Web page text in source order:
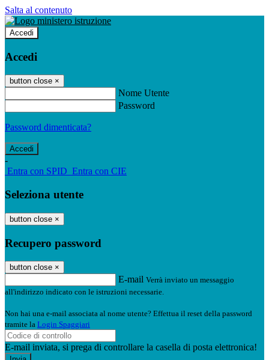
Salta al contenuto
Accedi
Accedi
button close ×
Nome Utente
Password
Password dimenticata?
-
Entra con SPID Entra con CIE
Seleziona utente
button close ×
Recupero password
button close ×
E-mail Verrà inviato un messaggio
all'indirizzo indicato con le istruzioni necessarie.
Non hai una e-mail associata al nome utente? Effettua il reset della password
tramite la Login Spaggiari
E-mail inviata, si prega di controllare la casella di posta elettronica!